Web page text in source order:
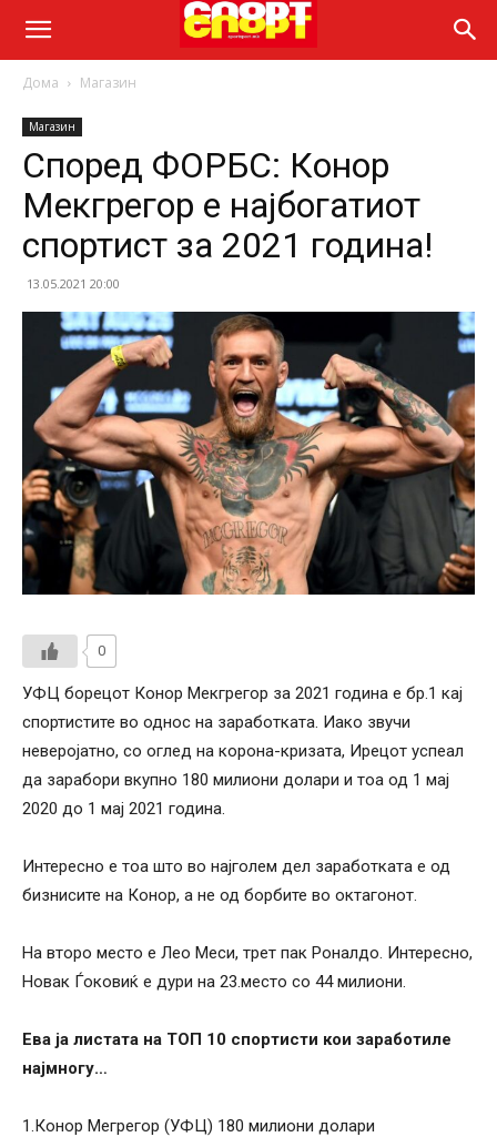
Дома Магазин
Магазин
Според ФОРБС: Конор
Мекгрегор е најбогатиот
спортист за 2021 година!
13.05.2021 20:00
0
УФЦ борецот Конор Мекгрегор зa 2021 година е бр.1 кај
спортистите во однос на заработката. Иако звучи
неверојатно, со оглед на корона-кризата, Ирецот успеал
да зарабори вкупно 180 милиони долари и тоа од 1 мај
2020 до 1 мај 2021 година.
Интересно е тоа што во најголем дел заработката е од
бизнисите на Конор, а не од борбите во октагонот.
На второ место е Лео Меси, трет пак Роналдо. Интересно,
Новак Ѓоковиќ е дури на 23.место со 44 милиони.
Ева ја листата на ТОП 10 спортисти кои заработиле
најмногу…
1.Конор Мегрегор (УФЦ) 180 милиони долари